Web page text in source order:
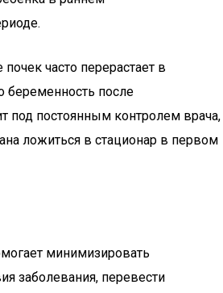
часто перерастает в
беременность после
под постоянным контролем врача,
ложиться в стационар в первом
минимизировать
заболевания, перевести